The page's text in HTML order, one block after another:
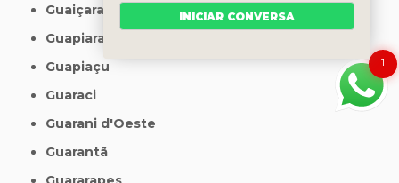
Guaiçara
Guapiara
Guapiaçu
Guaraci
Guarani d'Oeste
Guarantã
1
INICIAR CONVERSA